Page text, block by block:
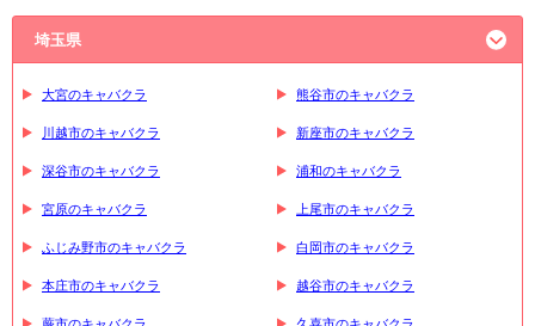
埼玉県
大宮のキャバクラ 熊谷市のキャバクラ
川越市のキャバクラ 新座市のキャバクラ
深谷市のキャバクラ 浦和のキャバクラ
宮原のキャバクラ 上尾市のキャバクラ
ふじみ野市のキャバクラ 白岡市のキャバクラ
本庄市のキャバクラ 越谷市のキャバクラ